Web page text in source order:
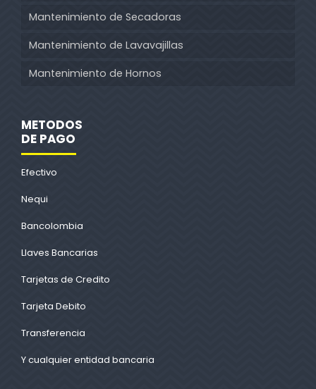
Mantenimiento de Secadoras
Mantenimiento de Lavavajillas
Mantenimiento de Hornos
METODOS
DE PAGO
Efectivo
Nequi
Bancolombia
Llaves Bancarias
Tarjetas de Credito
Tarjeta Debito
Transferencia
Y cualquier entidad bancaria